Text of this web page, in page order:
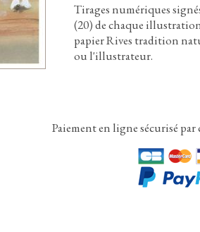
Tirages numériques
(20)de chaque
papier Rives tradition
ou l'illustrateur.
Paiement en ligne sécurisé par